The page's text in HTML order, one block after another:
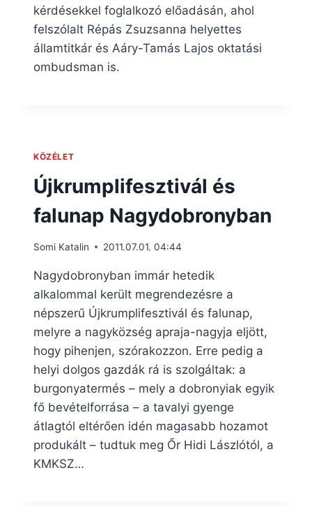
kérdésekkel foglalkozó előadásán, ahol
felszólalt Répás Zsuzsanna helyettes
államtitkár és Aáry-Tamás Lajos oktatási
ombudsman is.
KÖZÉLET
Újkrumplifesztivál és
falunap Nagydobronyban
Somi Katalin 2011.07.01. 04:44
Nagydobronyban immár hetedik
alkalommal került megrendezésre a
népszerű Újkrumplifesztivál és falunap,
melyre a nagyközség apraja-nagyja eljött,
hogy pihenjen, szórakozzon. Erre pedig a
helyi dolgos gazdák rá is szolgáltak: a
burgonyatermés – mely a dobronyiak egyik
fő bevételforrása – a tavalyi gyenge
átlagtól eltérően idén magasabb hozamot
produkált – tudtuk meg Őr Hidi Lászlótól, a
KMKSZ…